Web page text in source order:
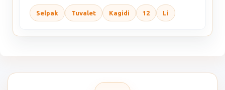
Selpak Tuvalet Kagidi 12 Li